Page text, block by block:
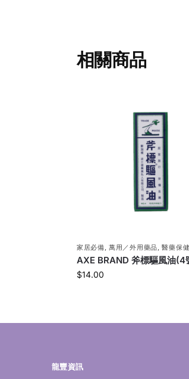
相關商品
家居必備,萬用／外用藥品,醫藥保健
AXE BRAND 斧標驅風油(4
$14.00
龍豐資訊